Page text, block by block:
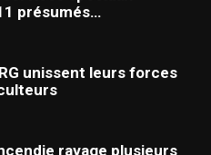
présumés…
unissent leurs forces
ravage plusieurs